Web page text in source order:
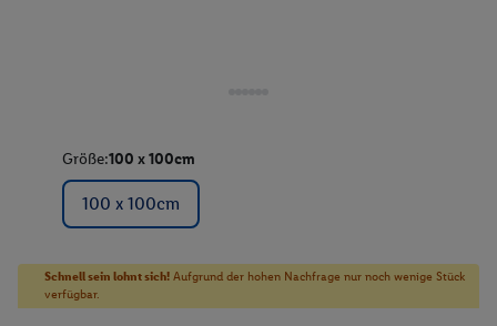
Größe:100 x 100cm
100 x 100cm
Schnell sein lohnt sich! Aufgrund der hohen Nachfrage nur noch wenige Stück
verfügbar.